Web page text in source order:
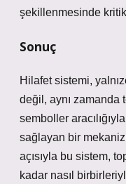
şekillenmesinde kritik
Sonuç
Hilafet sistemi,
değil, aynı zamanda
semboller
sağlayan bir
açısıyla bu sistem,
kadar nasıl